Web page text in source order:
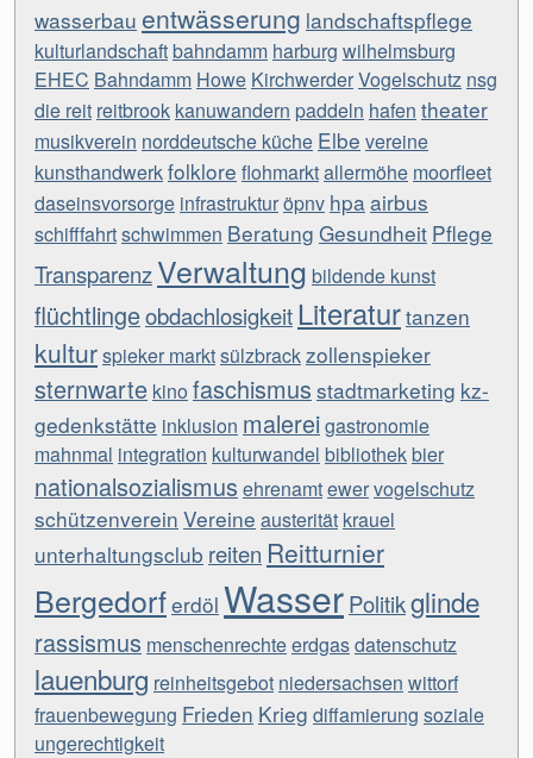
wasserbau entwässerung landschaftspflege
kulturlandschaftbahndamm harburg wilhelmsburg
EHEC Bahndamm Howe KirchwerderVogelschutz nsg
die reit reitbrook kanuwandern paddeln hafen theater
musikverein norddeutsche küche Elbe vereine
kunsthandwerkfolklore flohmarktallermöhe moorfleet
daseinsvorsorge infrastrukturöpnv hpa airbus
schifffahrtschwimmen Beratung Gesundheit Pflege
TransparenzVerwaltung bildende kunst
flüchtlingeobdachlosigkeit Literaturtanzen
kulturspieker marktsülzbrackzollenspieker
sternwarte kino faschismus stadtmarketing kz-
gedenkstätte inklusion malereigastronomie
mahnmal integration kulturwandel bibliothekbier
nationalsozialismus ehrenamtewervogelschutz
schützenverein Vereine austerität krauel
unterhaltungsclub reiten Reitturnier
Bergedorferdöl WasserPolitikglinde
rassismus menschenrechteerdgasdatenschutz
lauenburg reinheitsgebot niedersachsen wittorf
frauenbewegung Frieden Krieg diffamierung soziale
ungerechtigkeit